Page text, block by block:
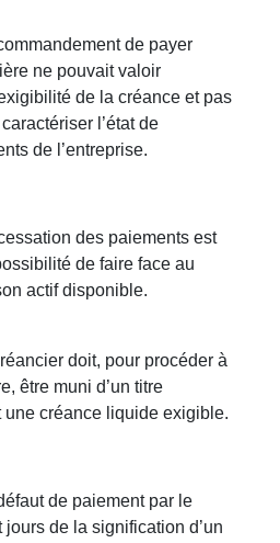
de payer
ne pouvait valoir
de la créance et pas
l’état de
de l’entreprise.
des paiements est
de faire face au
actif disponible.
doit, pour procéder à
être muni d’un titre
une créance liquide exigible.
de paiement par le
de la signification d’un